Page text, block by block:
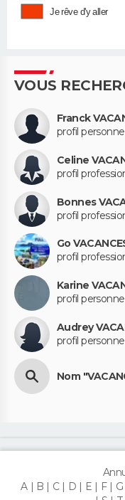
Je rêve d'y aller
VOUS
Franck
profil
Celine
profil
Bonnes
profil
Go
profil
Karine
profil
Audrey
profil
Nom
A
B C D E F G